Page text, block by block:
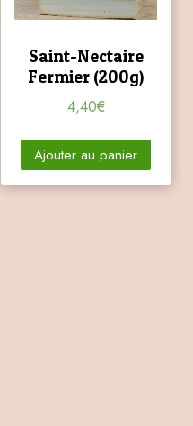
Saint-Nectaire
Fermier (200g)
4,40€
Ajouter au panier